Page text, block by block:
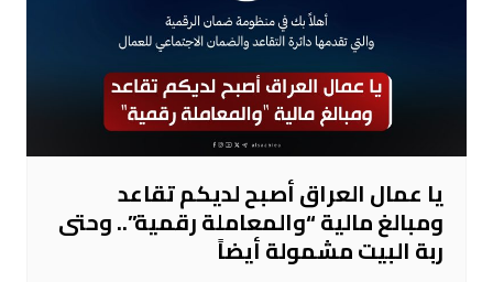
يا عمال العراق أصبح لديكم تقاعد
ومبالغ مالية “والمعاملة رقمية”.. وحتى
ربة البيت مشمولة أيضاً